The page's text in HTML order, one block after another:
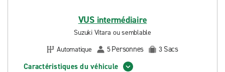
VUS intermédiaire
Suzuki Vitara ou semblable
Automatique
5Personnes 3 Sacs
Caractéristiques du véhicule